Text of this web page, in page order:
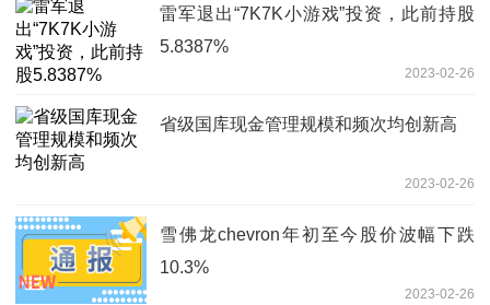
雷军退出“7K7K小游戏”投资，此前持股
5.8387%
2023-02-26
省级国库现金管理规模和频次均创新高
2023-02-26
雪佛龙chevron年初至今股价波幅下跌
10.3%
2023-02-26